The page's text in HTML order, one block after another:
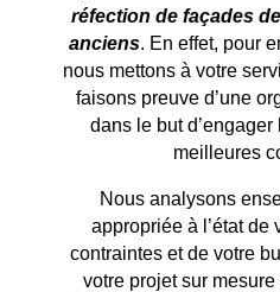
réfection de façades
anciens. En effet, pour
nous mettons à votre
faisons preuve d’une
dans le but
meilleures
Nous analysons
appropriée à l’état de
contraintes et de votre
votre projet sur